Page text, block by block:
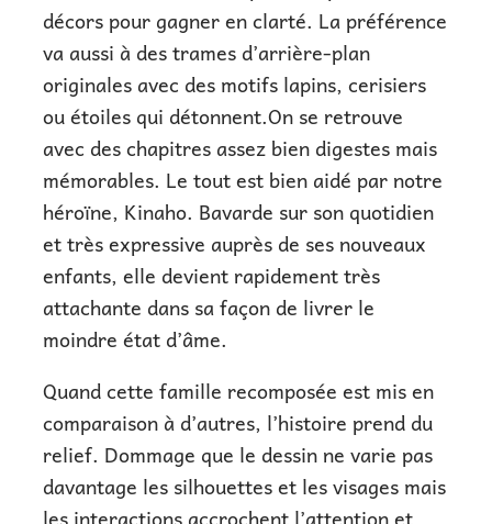
décors pour gagner en clarté. La préférence
va aussi à des trames d’arrière-plan
originales avec des motifs lapins, cerisiers
ou étoiles qui détonnent.On se retrouve
avec des chapitres assez bien digestes mais
mémorables. Le tout est bien aidé par notre
héroïne, Kinaho. Bavarde sur son quotidien
et très expressive auprès de ses nouveaux
enfants, elle devient rapidement très
attachante dans sa façon de livrer le
moindre état d’âme.
Quand cette famille recomposée est mis en
comparaison à d’autres, l’histoire prend du
relief. Dommage que le dessin ne varie pas
davantage les silhouettes et les visages mais